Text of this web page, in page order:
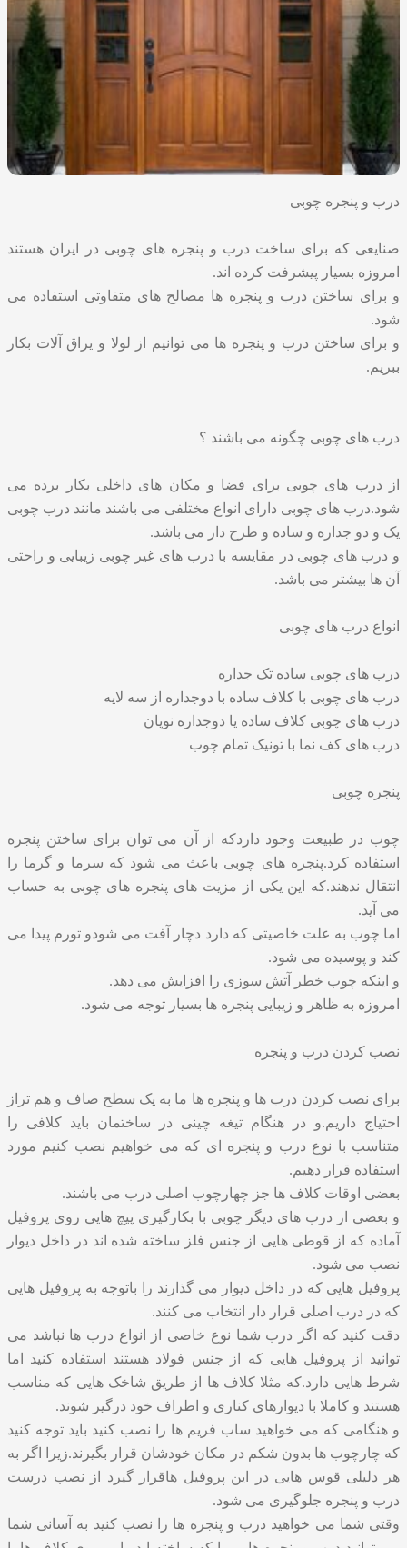
درب و پنجره چوبی
صنایعی که برای ساخت درب و پنجره های چوبی در ایران هستند
امروزه بسیار پیشرفت کرده اند.
و برای ساختن درب و پنجره ها مصالح های متفاوتی استفاده می
شود.
و برای ساختن درب و پنجره ها می توانیم از لولا و یراق آلات بکار
ببریم.
درب های چوبی چگونه می باشند ؟
از درب های چوبی برای فضا و مکان های داخلی بکار برده می
شود.درب های چوبی دارای انواع مختلفی می باشند مانند درب چوبی
یک و دو جداره و ساده و طرح دار می باشد.
و درب های چوبی در مقایسه با درب های غیر چوبی زیبایی و راحتی
آن ها بیشتر می باشد.
انواع درب های چوبی
درب های چوبی ساده تک جداره
درب های چوبی با کلاف ساده با دوجداره از سه لایه
درب های چوبی کلاف ساده یا دوجداره نوپان
درب های کف نما با تونیک تمام چوب
پنجره چوبی
چوب در طبیعت وجود داردکه از آن می توان برای ساختن پنجره
استفاده کرد.پنجره های چوبی باعث می شود که سرما و گرما را
انتقال ندهند.که این یکی از مزیت های پنجره های چوبی به حساب
می آید.
اما چوب به علت خاصیتی که دارد دچار آفت می شودو تورم پیدا می
کند و پوسیده می شود.
و اینکه چوب خطر آتش سوزی را افزایش می دهد.
امروزه به ظاهر و زیبایی پنجره ها بسیار توجه می شود.
نصب کردن درب و پنجره
برای نصب کردن درب ها و پنجره ها ما به یک سطح صاف و هم تراز
احتیاج داریم.و در هنگام تیغه چینی در ساختمان باید کلافی را
متناسب با نوع درب و پنجره ای که می خواهیم نصب کنیم مورد
استفاده قرار دهیم.
بعضی اوقات کلاف ها جز چهارچوب اصلی درب می باشند.
و بعضی از درب های دیگر چوبی با بکارگیری پیچ هایی روی پروفیل
آماده که از قوطی هایی از جنس فلز ساخته شده اند در داخل دیوار
نصب می شود.
پروفیل هایی که در داخل دیوار می گذارند را باتوجه به پروفیل هایی
که در درب اصلی قرار دار انتخاب می کنند.
دقت کنید که اگر درب شما نوع خاصی از انواع درب ها نباشد می
توانید از پروفیل هایی که از جنس فولاد هستند استفاده کنید اما
شرط هایی دارد.که مثلا کلاف ها از طریق شاخک هایی که مناسب
هستند و کاملا با دیوارهای کناری و اطراف خود درگیر شوند.
و هنگامی که می خواهید ساب فریم ها را نصب کنید باید توجه کنید
که چارچوب ها بدون شکم در مکان خودشان قرار بگیرند.زیرا اگر به
هر دلیلی قوس هایی در این پروفیل هاقرار گیرد از نصب درست
درب و پنجره جلوگیری می شود.
وقتی شما می خواهید درب و پنجره ها را نصب کنید به آسانی شما